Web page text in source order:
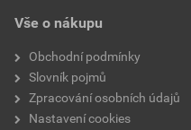
Vše o nákupu
Obchodní podmínky
Slovník pojmů
Zpracování osobních údajů
Nastavení cookies